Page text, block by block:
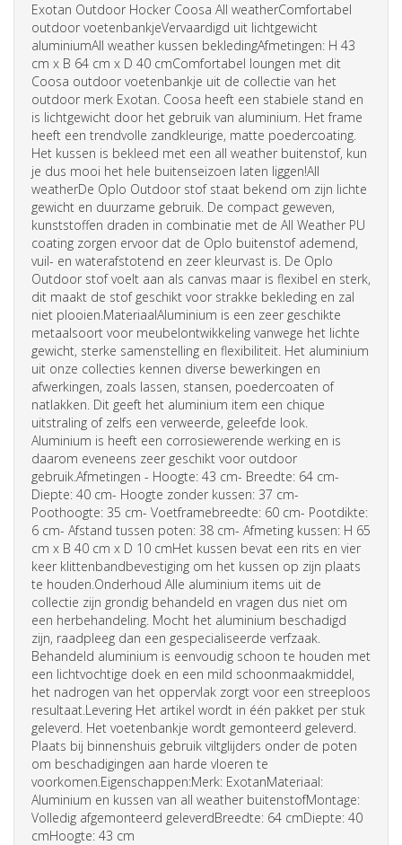
Exotan Outdoor Hocker Coosa All weatherComfortabel
outdoor voetenbankjeVervaardigd uit lichtgewicht
aluminiumAll weather kussen bekledingAfmetingen: H 43
cm x B 64 cm x D 40 cmComfortabel loungen met dit
Coosa outdoor voetenbankje uit de collectie van het
outdoor merk Exotan. Coosa heeft een stabiele stand en
is lichtgewicht door het gebruik van aluminium. Het frame
heeft een trendvolle zandkleurige, matte poedercoating.
Het kussen is bekleed met een all weather buitenstof, kun
je dus mooi het hele buitenseizoen laten liggen!All
weatherDe Oplo Outdoor stof staat bekend om zijn lichte
gewicht en duurzame gebruik. De compact geweven,
kunststoffen draden in combinatie met de All Weather PU
coating zorgen ervoor dat de Oplo buitenstof ademend,
vuil- en waterafstotend en zeer kleurvast is. De Oplo
Outdoor stof voelt aan als canvas maar is flexibel en sterk,
dit maakt de stof geschikt voor strakke bekleding en zal
niet plooien.MateriaalAluminium is een zeer geschikte
metaalsoort voor meubelontwikkeling vanwege het lichte
gewicht, sterke samenstelling en flexibiliteit. Het aluminium
uit onze collecties kennen diverse bewerkingen en
afwerkingen, zoals lassen, stansen, poedercoaten of
natlakken. Dit geeft het aluminium item een chique
uitstraling of zelfs een verweerde, geleefde look.
Aluminium is heeft een corrosiewerende werking en is
daarom eveneens zeer geschikt voor outdoor
gebruik.Afmetingen - Hoogte: 43 cm- Breedte: 64 cm-
Diepte: 40 cm- Hoogte zonder kussen: 37 cm-
Poothoogte: 35 cm- Voetframebreedte: 60 cm- Pootdikte:
6 cm- Afstand tussen poten: 38 cm- Afmeting kussen: H 65
cm x B 40 cm x D 10 cmHet kussen bevat een rits en vier
keer klittenbandbevestiging om het kussen op zijn plaats
te houden.Onderhoud Alle aluminium items uit de
collectie zijn grondig behandeld en vragen dus niet om
een herbehandeling. Mocht het aluminium beschadigd
zijn, raadpleeg dan een gespecialiseerde verfzaak.
Behandeld aluminium is eenvoudig schoon te houden met
een lichtvochtige doek en een mild schoonmaakmiddel,
het nadrogen van het oppervlak zorgt voor een streeploos
resultaat.Levering Het artikel wordt in één pakket per stuk
geleverd. Het voetenbankje wordt gemonteerd geleverd.
Plaats bij binnenshuis gebruik viltglijders onder de poten
om beschadigingen aan harde vloeren te
voorkomen.Eigenschappen:Merk: ExotanMateriaal:
Aluminium en kussen van all weather buitenstofMontage:
Volledig afgemonteerd geleverdBreedte: 64 cmDiepte: 40
cmHoogte: 43 cm